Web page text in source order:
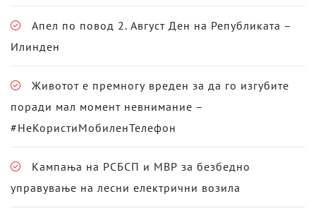
Апел по повод 2. Август Ден на Републиката –
Илинден
Животот е премногу вреден за да го изгубите
поради мал момент невнимание –
#НеКористиМобиленТелефон
Кампања на РСБСП и МВР за безбедно
управување на лесни електрични возила